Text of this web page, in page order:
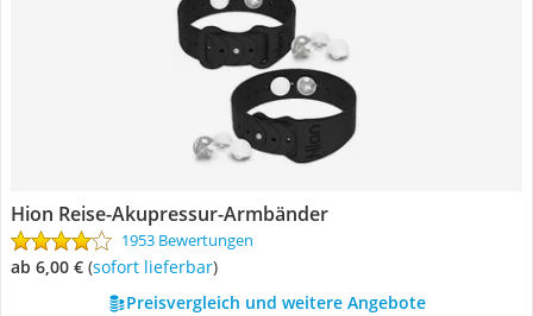
Hion Reise-Akupressur-Armbänder
1953 Bewertungen
ab 6,00 € ( Sofort lieferbar)
Preisvergleich und weitere Angebote